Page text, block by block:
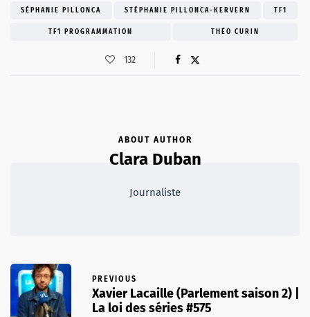
SÉPHANIE PILLONCA STÉPHANIE PILLONCA-KERVERN TF1
TF1 PROGRAMMATION THÉO CURIN
132
ABOUT AUTHOR
Clara Duban
Journaliste
PREVIOUS
Xavier Lacaille (Parlement saison 2) |
La loi des séries #575